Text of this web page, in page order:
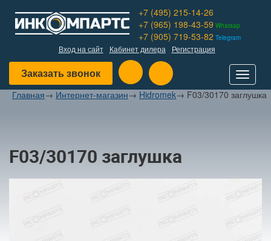
+7 (495) 215-14-26
+7 (965) 198-43-59 Whatsap
+7 (905) 719-53-82 Telegram
Вход на сайт Кабинет дилера Регистрация
Заказать звонок
Toggle
Главная→ Интернет-магазин→ Hidromek→ F03/30170 заглушка
F03/30170 заглушка